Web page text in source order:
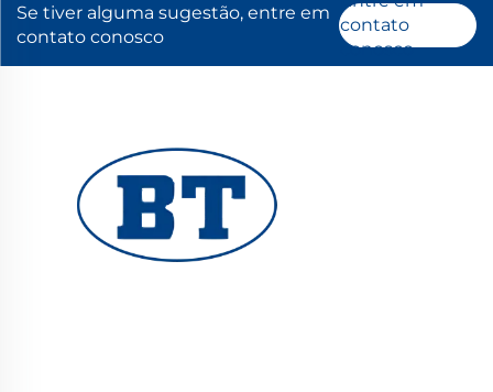
Se tiver alguma sugestão, entre em
contato conosco
contato
conosco